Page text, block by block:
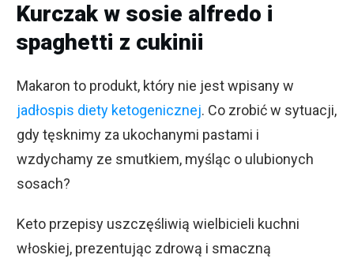
Kurczak w sosie alfredo i
spaghetti z cukinii
Makaron to produkt, który nie jest wpisany w
jadłospis diety ketogenicznej. Co zrobić w sytuacji,
gdy tęsknimy za ukochanymi pastami i
wzdychamy ze smutkiem, myśląc o ulubionych
sosach?
Keto przepisy uszczęśliwią wielbicieli kuchni
włoskiej, prezentując zdrową i smaczną